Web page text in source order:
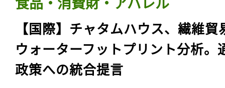
【国際】チャタムハウス、繊維貿
ウォーターフットプリント分析。
政策への統合提言